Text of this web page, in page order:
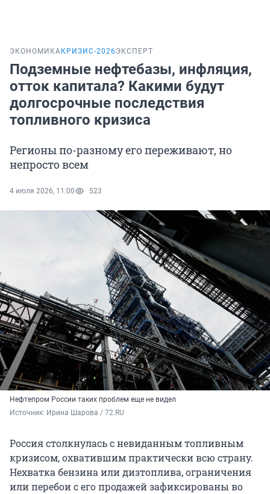
ЭКОНОМИКА КРИЗИС-2026ЭКСПЕРТ
Подземные нефтебазы, инфляция,
отток капитала? Какими будут
долгосрочные последствия
топливного кризиса
Регионы по-разному его переживают, но
непросто всем
4 июля 2026, 11:00 523
Нефтепром России таких проблем еще не видел
Источник: Ирина Шарова / 72.RU
Россия столкнулась с невиданным топливным
кризисом, охватившим практически всю страну.
Нехватка бензина или дизтоплива, ограничения
или перебои с его продажей зафиксированы во